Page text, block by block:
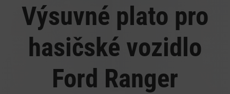
Výsuvné plato pro
hasičské vozidlo
Ford Ranger